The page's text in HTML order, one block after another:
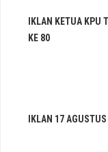
IKLAN KETUA KPU
KE 80
IKLAN 17